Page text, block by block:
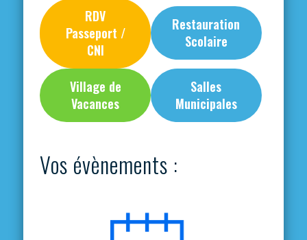
RDV
Passeport /
CNI
Restauration
Scolaire
Village de
Vacances
Salles
Municipales
Vos évènements :